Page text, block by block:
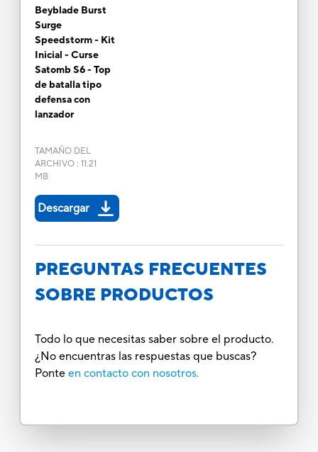
Beyblade Burst
Surge
Speedstorm - Kit
Inicial - Curse
Satomb S6 - Top
de batalla tipo
defensa con
lanzador
TAMAÑO DEL
ARCHIVO: 11.21
MB
Descargar
PREGUNTAS FRECUENTES
SOBRE PRODUCTOS
Todo lo que necesitas saber sobre el producto.
¿No encuentras las respuestas que buscas?
Ponte en contacto con nosotros.